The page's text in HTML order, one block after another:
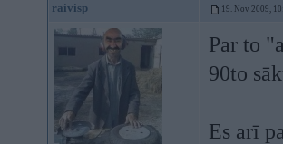
raivisp 19. Nov 2009,
Par to
90to
Es arī